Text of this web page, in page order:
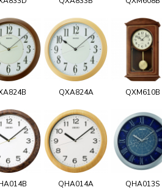
QXA824A QXM610B
QHA014A QHA013S